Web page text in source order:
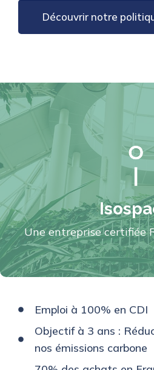
Découvrir notre
Une entreprise certifiée
Emploi à 100% en CDI
Objectif à 3 ans :
nos émissions carbone